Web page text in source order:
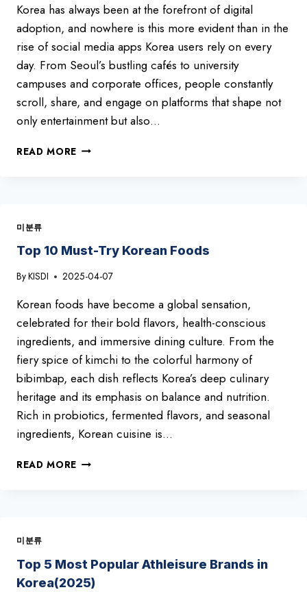
Korea has always been at the forefront of digital
adoption, and nowhere is this more evident than in the
rise of social media apps Korea users rely on every
day. From Seoul’s bustling cafés to university
campuses and corporate offices, people constantly
scroll, share, and engage on platforms that shape not
only entertainment but also…
READ MORE MOST
–
2025
미분류
Top 10 Must-Try Korean Foods
ByKISDI 2025-04-07
Korean foods have become a global sensation,
celebrated for their bold flavors, health-conscious
ingredients, and immersive dining culture. From the
fiery spice of kimchi to the colorful harmony of
bibimbap, each dish reflects Korea’s deep culinary
heritage and its emphasis on balance and nutrition.
Rich in probiotics, fermented flavors, and seasonal
ingredients, Korean cuisine is…
READ MORE TOP
미분류
Top 5 Most Popular Athleisure Brands in
Korea(2025)